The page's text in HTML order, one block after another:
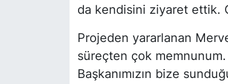
da kendisini ziyaret ettik.
Projeden yararlanan
süreçten çok
Başkanımızın bize